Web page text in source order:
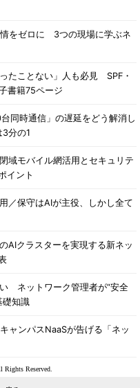
情をゼロに 3つの現場に学ぶネ
たことない」人も必見 SPF・
書籍75ページ
同時通信」の遅延をどう解消し
分の1
域モバイル網活用とセキュリテ
イント
／保守はAIが主役、しかし全て
AIクラスターを実現する新ネッ
ネットワーク管理者が“安全
礎知識
ャンパスNaaSが告げる「ネッ
Reserved.